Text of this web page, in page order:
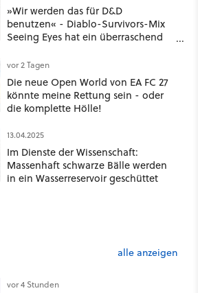
»Wir werden das für D&D
benutzen« - Diablo-Survivors-Mix
Seeing Eyes hat ein überraschend
vor 2 Tagen
Die neue Open World von EA FC 27
könnte meine Rettung sein - oder
die komplette Hölle!
13.04.2025
Im Dienste der Wissenschaft:
Massenhaft schwarze Bälle werden
in ein Wasserreservoir geschüttet
alle anzeigen
vor 4 Stunden